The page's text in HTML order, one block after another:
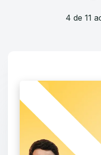
4 de 11